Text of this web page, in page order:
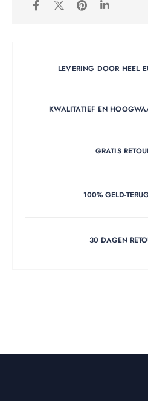
LEVERING DOOR HEEL
KWALITATIEF EN
GRATIS
100% GELD-
30 DAGEN